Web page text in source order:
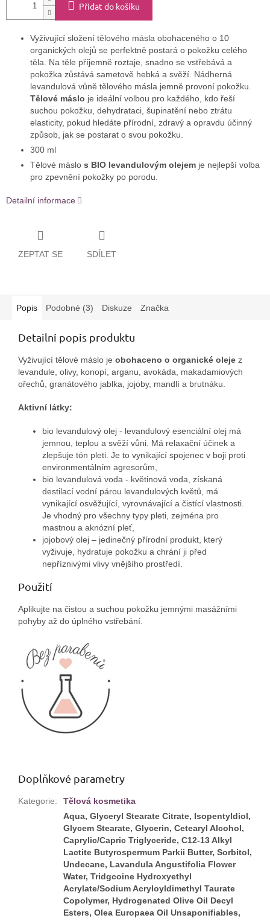
Přidat do košíku
Vyživující složení tělového másla obohaceného o 10
organických olejů se perfektně postará o pokožku celého
těla. Na těle příjemně roztaje, snadno se vstřebává a
pokožka zůstává sametově hebká a svěží. Nádherná
levandulová vůně tělového másla jemně provoní pokožku.
Tělové máslo je ideální volbou pro každého, kdo řeší
suchou pokožku, dehydrataci, šupinatění nebo ztrátu
elasticity, pokud hledáte přírodní, zdravý a opravdu účinný
způsob, jak se postarat o svou pokožku.
300 ml
Tělové máslo s BIO levandulovým olejem je nejlepší volba
pro zpevnění pokožky po porodu.
Detailní informace
ZEPTAT SE SDÍLET
Popis Podobné (3) Diskuze Značka
Detailní popis produktu
Vyživující tělové máslo je obohaceno o organické oleje z
levandule, olivy, konopí, arganu, avokáda, makadamiových
ořechů, granátového jablka, jojoby, mandlí a brutnáku.
Aktivní látky:
bio levandulový olej - levandulový esenciální olej má
jemnou, teplou a svěží vůni. Má relaxační účinek a
zlepšuje tón pleti. Je to vynikající spojenec v boji proti
environmentálním agresorům,
bio levandulová voda - květinová voda, získaná
destilací vodní párou levandulových květů, má
vynikající osvěžující, vyrovnávající a čistící vlastnosti.
Je vhodný pro všechny typy pleti, zejména pro
mastnou a aknózní pleť,
jojobový olej – jedinečný přírodní produkt, který
vyživuje, hydratuje pokožku a chrání ji před
nepříznivými vlivy vnějšího prostředí.
Použití
Aplikujte na čistou a suchou pokožku jemnými masážními
pohyby až do úplného vstřebání.
Doplňkové parametry
Kategorie: Tělová kosmetika
Aqua, Glyceryl Stearate Citrate, Isopentyldiol,
Glycem Stearate, Glycerin, Cetearyl Alcohol,
Caprylic/Capric Triglyceride, C12-13 Alkyl
Lactite Butyrospermum Parkii Butter, Sorbitol,
Undecane, Lavandula Angustifolia Flower
Water, Tridgcoine Hydroxyethyl
Acrylate/Sodium Acryloyldimethyl Taurate
Copolymer, Hydrogenated Olive Oil Decyl
Esters, Olea Europaea Oil Unsaponifiables,